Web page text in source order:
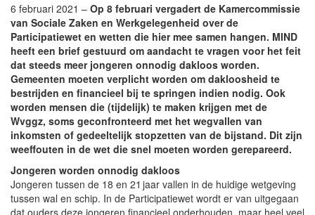
6 februari 2021 – Op 8 februari vergadert de Kamercommissie
van Sociale Zaken en Werkgelegenheid over de
Participatiewet en wetten die hier mee samen hangen. MIND
heeft een brief gestuurd om aandacht te vragen voor het feit
dat steeds meer jongeren onnodig dakloos worden.
Gemeenten moeten verplicht worden om dakloosheid te
bestrijden en financieel bij te springen indien nodig. Ook
worden mensen die (tijdelijk) te maken krijgen met de
Wvggz, soms geconfronteerd met het wegvallen van
inkomsten of gedeeltelijk stopzetten van de bijstand. Dit zijn
weeffouten in de wet die snel moeten worden gerepareerd.
Jongeren worden onnodig dakloos
Jongeren tussen de 18 en 21 jaar vallen in de huidige wetgeving
tussen wal en schip. In de Participatiewet wordt er van uitgegaan
dat ouders deze jongeren financieel onderhouden, maar heel veel